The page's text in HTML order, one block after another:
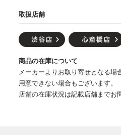
取扱店舗
商品の在庫について
メーカーよりお取り寄せとなる場
用意できない場合もございます。
店舗の在庫状況は記載店舗までお